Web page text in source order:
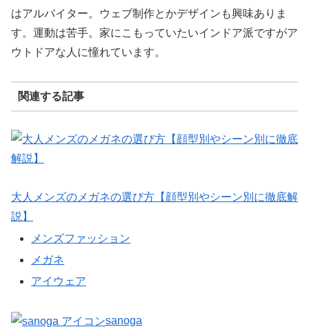
はアルバイター。ウェブ制作とかデザインも興味ありま
す。運動は苦手。家にこもっていたいインドア派ですがア
ウトドアな人に憧れています。
関連する記事
大人メンズのメガネの選び方【顔型別やシーン別に徹底解
説】
メンズファッション
メガネ
アイウェア
sanoga